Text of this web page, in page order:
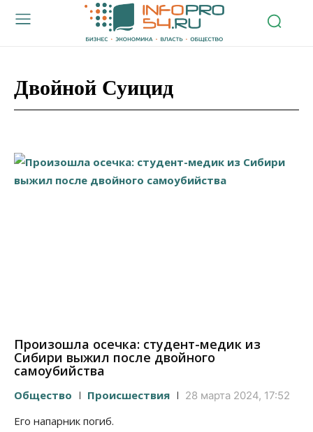
Двойной Суицид
Произошла осечка: студент-медик из
Сибири выжил после двойного
самоубийства
Общество Происшествия 28 марта 2024, 17:52
Его напарник погиб.